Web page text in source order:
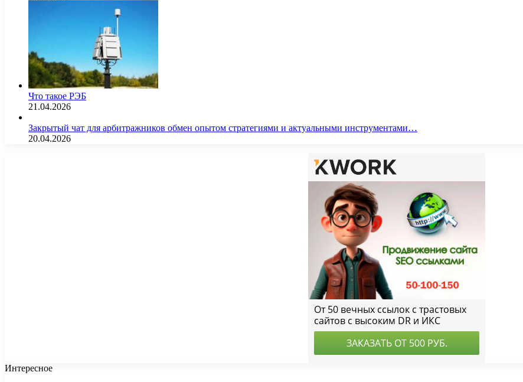
Что такое РЭБ
21.04.2026
Закрытый чат для арбитражников обмен опытом стратегиями и актуальными инструментами…
20.04.2026
Интересное